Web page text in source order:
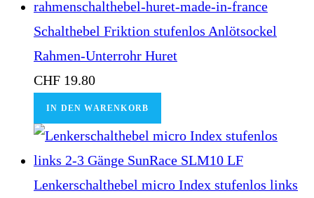
Schalthebel Friktion stufenlos Anlötsockel
Rahmen-Unterrohr Huret
CHF 19.80
IN DEN WARENKORB
Lenkerschalthebel micro Index stufenlos links